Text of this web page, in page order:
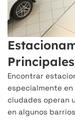
Encontrar
especialmente
ciudades operan
en algunos